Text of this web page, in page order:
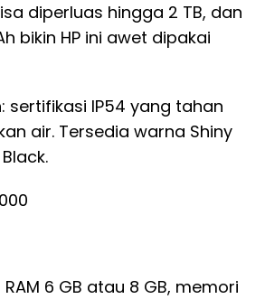
diperluas hingga 2 TB, dan
bikin HP ini awet dipakai
sertifikasi IP54 yang tahan
air. Tersedia warna Shiny
6 GB atau 8 GB, memori